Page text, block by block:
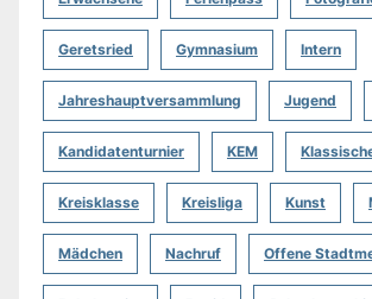
Geretsried Gymnasium Intern
Jahreshauptversammlung Jugend
Kandidatenturnier KEM
Kreisklasse Kreisliga Kunst
Mädchen Nachruf Offene